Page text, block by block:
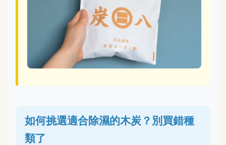
如何挑選適合除濕的木炭？別買錯種
類了